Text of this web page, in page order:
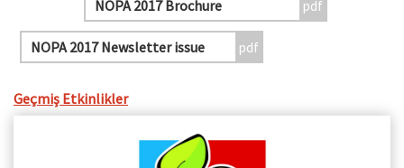
NOPA 2017 Brochure
NOPA 2017 Newsletter issue
Geçmiş Etkinlikler